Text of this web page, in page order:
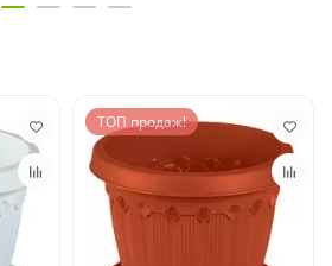
ТОП продаж!